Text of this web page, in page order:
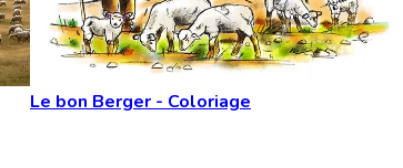
Le bon Berger - Coloriage